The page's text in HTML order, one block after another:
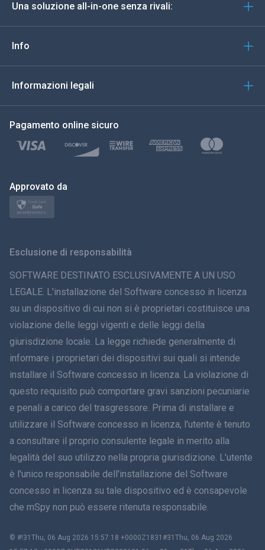
Türkçe
Polski
日本
ภาษาไทย
Dansk
हिंदी
עברית
Română
Ελληνικά
Una soluzione all-in-one senza rivali:
Info
Informazioni legali
Pagamento online sicuro
Approvato da
Esclusione di responsabilità
SOFTWARE DESTINATO ESCLUSIVAMENTE A UN USO
LEGALE. L'installazione del Software concesso in licenza
su un dispositivo di cui non si è proprietari costituisce una
violazione delle leggi vigenti e delle leggi della
giurisdizione locale. La legge richiede generalmente di
informare i proprietari dei dispositivi sui quali si intende
installare il Software concesso in licenza. La violazione di
questo requisito può comportare gravi sanzioni pecuniarie
e penali a carico del trasgressore. Prima di installare e
utilizzare il Software concesso in licenza, l'utente è tenuto
a consultare il proprio consulente legale in merito alla
legalità del suo utilizzo nella propria giurisdizione. L'utente
è l'unico responsabile dell'installazione del Software
concesso in licenza su tale dispositivo ed è consapevole
che mSpy non può essere ritenuta responsabile.
© #!31Thu, 06 Aug 2026 15:57:18 +0000Z1831#31Thu, 06 Aug 2026